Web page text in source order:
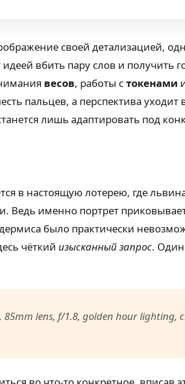
своей детализацией,
вбить пару слов и получить
весов, работы стокенами
пальцев, а перспектива
лишь адаптировать под
в настоящую лотерею, где
именно портрет
было практически
чёткий изысканный запрос.
lens, f/1.8, golden hour lighting,